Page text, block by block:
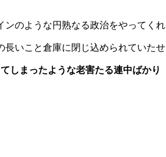
ンのような円熟なる政治をやってくれ
いこと倉庫に閉じ込められていたせ
しまったような老害たる連中ばかり